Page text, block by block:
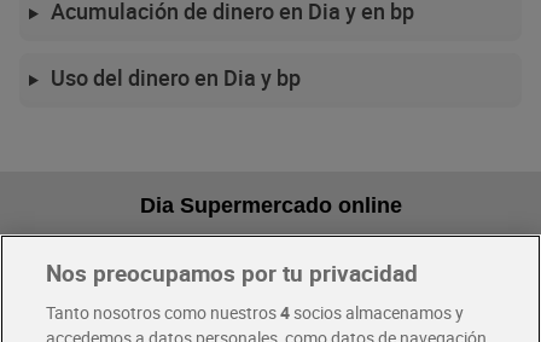
Acumulación de dinero en Dia y en bp
Uso del dinero en Dia y bp
Dia Supermercado online
Pide hoy, recibe hoy
Nos preocupamos por tu privacidad
Tanto nosotros como nuestros4socios almacenamos y